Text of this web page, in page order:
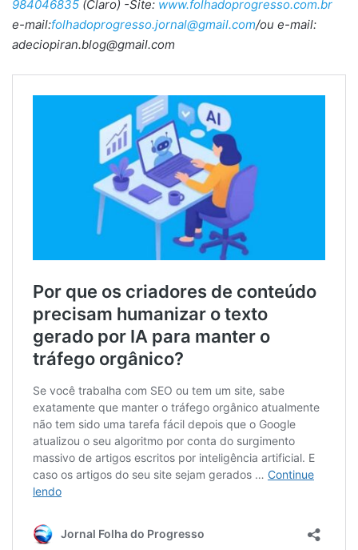
984046835 (Claro) -Site: www.folhadoprogresso.com.br
e-mail:folhadoprogresso.jornal@gmail.com/ou e-mail:
adeciopiran.blog@gmail.com